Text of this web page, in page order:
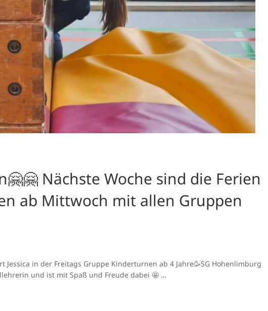
Nächste Woche sind die Ferien
ab Mittwoch mit allen Gruppen
in der Freitags Gruppe Kinderturnen ab 4 Jahre🥳SG Hohenlimburg
und ist mit Spaß und Freude dabei 🤩 …